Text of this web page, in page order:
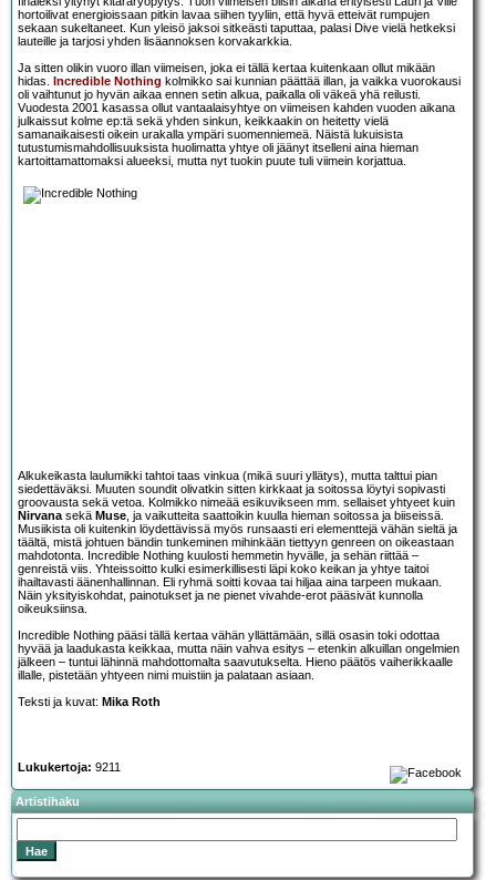
hortoilivat energioissaan pitkin lavaa siihen tyyliin, että hyvä etteivät rumpujen
sekaan sukeltaneet. Kun yleisö jaksoi sitkeästi taputtaa, palasi Dive vielä hetkeksi
lauteille ja tarjosi yhden lisäannoksen korvakarkkia.
Ja sitten olikin vuoro illan viimeisen, joka ei tällä kertaa kuitenkaan ollut mikään
hidas. Incredible Nothing kolmikko sai kunnian päättää illan, ja vaikka vuorokausi
oli vaihtunut jo hyvän aikaa ennen setin alkua, paikalla oli väkeä yhä reilusti.
Vuodesta 2001 kasassa ollut vantaalaisyhtye on viimeisen kahden vuoden aikana
julkaissut kolme ep:tä sekä yhden sinkun, keikkaakin on heitetty vielä
samanaikaisesti oikein urakalla ympäri suomenniemeä. Näistä lukuisista
tutustumismahdollisuuksista huolimatta yhtye oli jäänyt itselleni aina hieman
kartoittamattomaksi alueeksi, mutta nyt tuokin puute tuli viimein korjattua.
Alkukeikasta laulumikki tahtoi taas vinkua (mikä suuri yllätys), mutta talttui pian
siedettäväksi. Muuten soundit olivatkin sitten kirkkaat ja soitossa löytyi sopivasti
groovausta sekä vetoa. Kolmikko nimeää esikuvikseen mm. sellaiset yhtyeet kuin
Nirvanasekä Muse, ja vaikutteita saattoikin kuulla hieman soitossa ja biiseissä.
Musiikista oli kuitenkin löydettävissä myös runsaasti eri elementtejä vähän sieltä ja
täältä, mistä johtuen bändin tunkeminen mihinkään tiettyyn genreen on oikeastaan
mahdotonta. Incredible Nothing kuulosti hemmetin hyvälle, ja sehän riittää –
genreistä viis. Yhteissoitto kulki esimerkillisesti läpi koko keikan ja yhtye taitoi
ihailtavasti äänenhallinnan. Eli ryhmä soitti kovaa tai hiljaa aina tarpeen mukaan.
Näin yksityiskohdat, painotukset ja ne pienet vivahde-erot pääsivät kunnolla
oikeuksiinsa.
Incredible Nothing pääsi tällä kertaa vähän yllättämään, sillä osasin toki odottaa
hyvää ja laadukasta keikkaa, mutta näin vahva esitys – etenkin alkuillan ongelmien
jälkeen – tuntui lähinnä mahdottomalta saavutukselta. Hieno päätös vaiherikkaalle
illalle, pistetään yhtyeen nimi muistiin ja palataan asiaan.
Teksti ja kuvat: Mika Roth
Lukukertoja: 9211
Artistihaku